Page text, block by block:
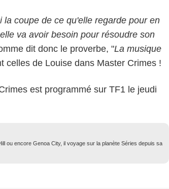
coupe de ce qu'elle regarde pour en
va avoir besoin pour résoudre son
dit donc le proverbe, "La musique
celles de Louise dans Master Crimes !
est programmé sur TF1 le jeudi
ou encore Genoa City, il voyage sur la planète Séries depuis sa